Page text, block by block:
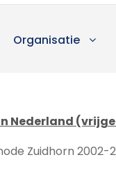
Organisatie
Nederland
Zuidhorn